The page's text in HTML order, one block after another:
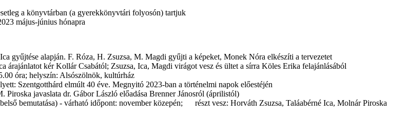
a könyvtárban (a gyerekkönyvtári folyosón) tartjuk
május-június hónapra
gyűjtése alapján. F. Róza, H. Zsuzsa, M. Magdi gyűjti a képeket, Monek Nóra elkészíti a tervezetet
árajánlatot kér Kollár Csabától; Zsuzsa, Ica, Magdi virágot vesz és ültet a sírra Köles Erika felajánlásából
óra; helyszín: Alsószölnök, kultúrház
Szentgotthárd elmúlt 40 éve. Megnyitó 2023-ban a történelmi napok előestéjén
javaslata dr. Gábor László előadása Brenner Jánosról (áprilistól)
bemutatása) - várható időpont: november közepén; részt vesz: Horváth Zsuzsa, Taláabérné Ica, Molnár Piroska